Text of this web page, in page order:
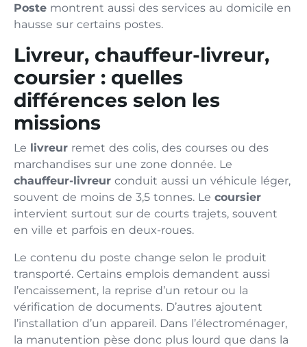
Poste montrent aussi des services au domicile en
hausse sur certains postes.
Livreur, chauffeur-livreur,
coursier : quelles
différences selon les
missions
Le livreur remet des colis, des courses ou des
marchandises sur une zone donnée. Le
chauffeur-livreur conduit aussi un véhicule léger,
souvent de moins de 3,5 tonnes. Le coursier
intervient surtout sur de courts trajets, souvent
en ville et parfois en deux-roues.
Le contenu du poste change selon le produit
transporté. Certains emplois demandent aussi
l’encaissement, la reprise d’un retour ou la
vérification de documents. D’autres ajoutent
l’installation d’un appareil. Dans l’électroménager,
la manutention pèse donc plus lourd que dans la